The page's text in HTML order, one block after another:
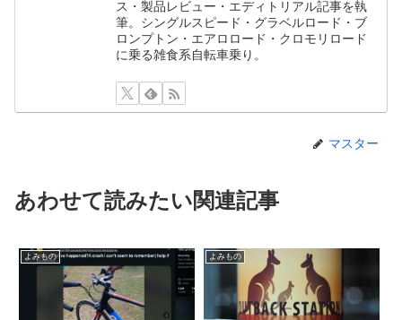
ス・製品レビュー・エディトリアル記事を執
筆。シングルスピード・グラベルロード・ブ
ロンプトン・エアロロード・クロモリロード
に乗る雑食系自転車乗り。
マスター
あわせて読みたい関連記事
よみもの よみもの